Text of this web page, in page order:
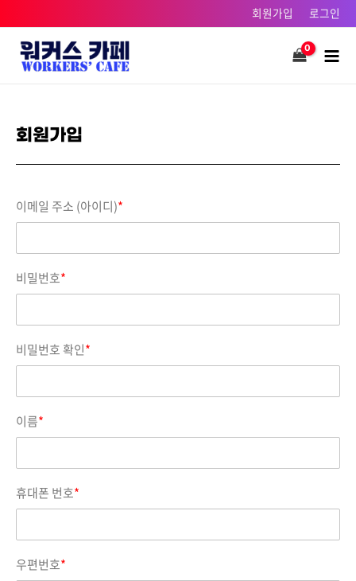
건너뛰기
회원가입 로그인
회원가입
이메일 주소 (아이디)*
비밀번호*
비밀번호 확인*
이름*
휴대폰 번호*
우편번호*